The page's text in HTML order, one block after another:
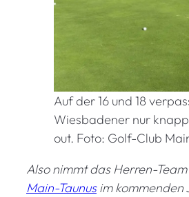
Auf der 16 und 18
Wiesbadener nur
out. Foto: Golf-Club
Also nimmt das Herren-
Main-Taunusim kommenden